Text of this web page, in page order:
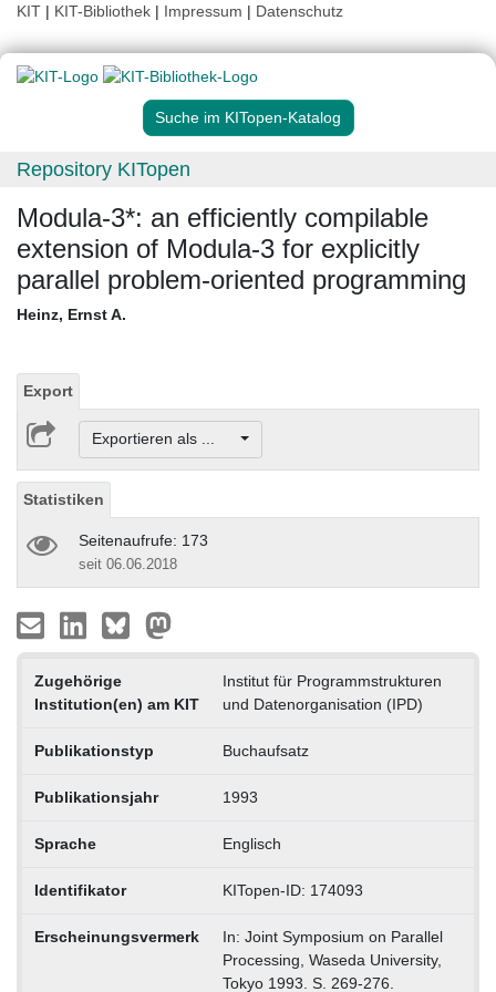
KIT | KIT-Bibliothek | Impressum | Datenschutz
Suche im KITopen-Katalog
Repository KITopen
Modula-3*: an efficiently compilable
extension of Modula-3 for explicitly
parallel problem-oriented programming
Heinz, Ernst A.
Export
Exportieren als ...
Statistiken
Seitenaufrufe: 173
seit 06.06.2018
Zugehörige
Institution(en) am KIT
Institut für Programmstrukturen
und Datenorganisation (IPD)
Publikationstyp Buchaufsatz
Publikationsjahr 1993
Sprache Englisch
Identifikator KITopen-ID: 174093
Erscheinungsvermerk
In: Joint Symposium on Parallel
Processing, Waseda University,
Tokyo 1993. S. 269-276.